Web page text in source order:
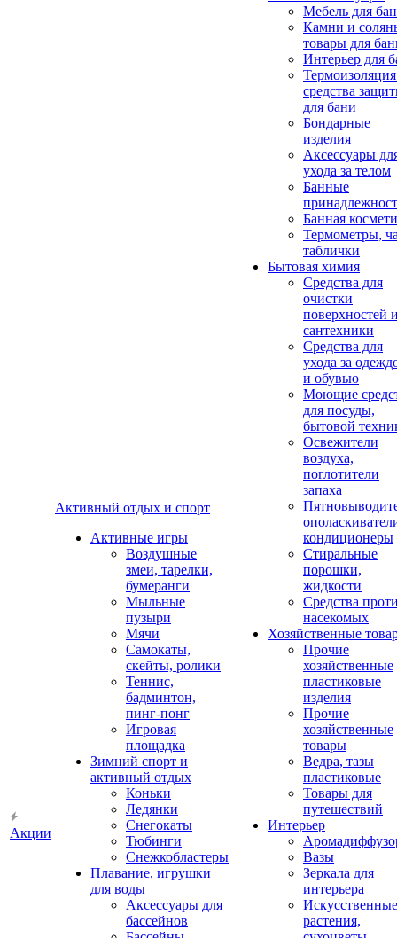
Акции
Активный отдых и спорт
Активные игры
Воздушные
змеи, тарелки,
бумеранги
Мыльные
пузыри
Мячи
Самокаты,
скейты, ролики
Теннис,
бадминтон,
пинг-понг
Игровая
площадка
Зимний спорт и
активный отдых
Коньки
Ледянки
Снегокаты
Тюбинги
Снежкобластеры
Плавание, игрушки
для воды
Аксессуары для
бассейнов
Мебель для
Камни и
товары для
Интерьер для
средства
для бани
Бондарные
изделия
Аксеcсуары
ухода за телом
Банные
Банная
Термометры,
таблички
Бытовая химия
Средства для
очистки
поверхностей
сантехники
Средства для
ухода за
и обувью
Моющие
для посуды,
бытовой
Освежители
воздуха,
поглотители
запаха
кондиционеры
Стиральные
порошки,
жидкости
Средства
насекомых
Хозяйственные
Прочие
хозяйственные
пластиковые
изделия
Прочие
хозяйственные
товары
Ведра, тазы
пластиковые
Товары для
путешествий
Интерьер
Вазы
Зеркала для
интерьера
Искусственные
растения,